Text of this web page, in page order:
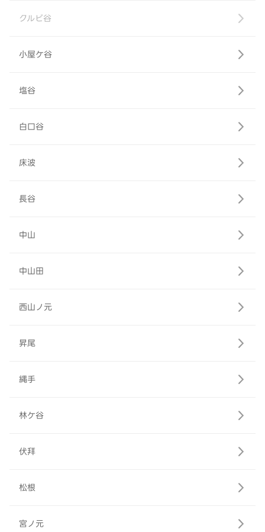
クルビ谷
小屋ケ谷
塩谷
白口谷
床波
長谷
中山
中山田
西山ノ元
昇尾
縄手
林ケ谷
伏拜
松根
宮ノ元